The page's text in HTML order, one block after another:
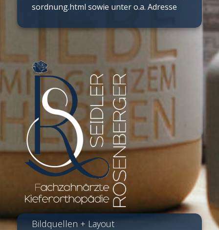
sordnung.html sowie unter o.a. Adresse
Bildquellen + Layout